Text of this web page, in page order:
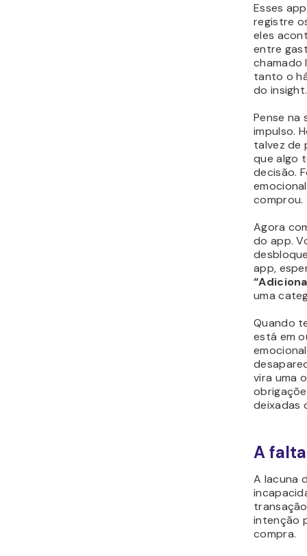
Esses
registre
eles
entre
chamado
tanto o
do insight.
Pense na
impulso.
talvez de
que algo
decisão.
comprou.
Agora
do app.
app,
uma
Quando
está em
vira uma
deixadas
A
A lacuna
intenção
compra.